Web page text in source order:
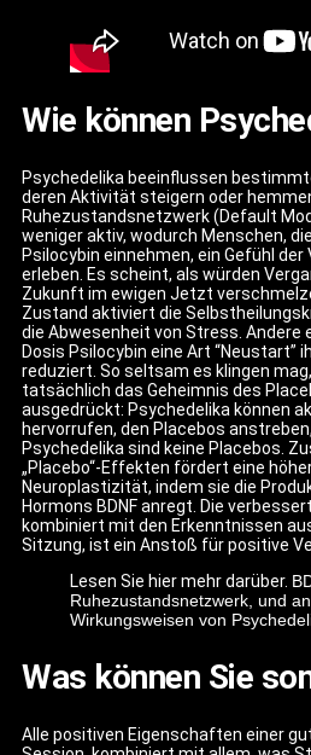
Wie können
Psychedelika beeinflussen
deren Aktivität steigern oder
Ruhezustandsnetzwerk (Default
weniger aktiv, wodurch Menschen,
Psilocybin einnehmen, ein Gefühl
erleben. Es scheint, als würden
Zukunft im ewigen Jetzt
Zustand aktiviert die
die Abwesenheit von Stress. Andere
Dosis Psilocybin eine Art “Neustart”
reduziert. So seltsam es klingen
tatsächlich das Geheimnis des
ausgedrückt: Psychedelika können
hervorrufen, den Placebos
Psychedelika sind keine Placebos.
„Placebo“-Effekten fördert eine
Neuroplastizität, indem sie die
Hormons BDNF anregt. Die
kombiniert mit den Erkenntnissen
Sitzung, ist ein Anstoß für positive
Lesen Sie hier mehr darüber.
Ruhezustandsnetzwerk, und
Wirkungsweisen von
Was können Sie
Alle positiven Eigenschaften einer